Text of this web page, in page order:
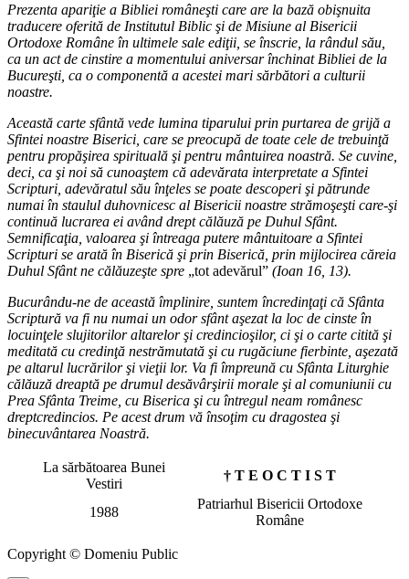
Prezenta apariţie a Bibliei româneşti care are la bază obişnuita
traducere oferită de Institutul Biblic şi de Misiune al Bisericii
Ortodoxe Române în ultimele sale ediţii, se înscrie, la rândul său,
ca un act de cinstire a momentului aniversar închinat Bibliei de la
Bucureşti, ca o componentă a acestei mari sărbători a culturii
noastre.
Această carte sfântă vede lumina tiparului prin purtarea de grijă a
Sfintei noastre Biserici, care se preocupă de toate cele de trebuinţă
pentru propăşirea spirituală şi pentru mântuirea noastră. Se cuvine,
deci, ca şi noi să cunoaştem că adevărata interpretate a Sfintei
Scripturi, adevăratul său înţeles se poate descoperi şi pătrunde
numai în staulul duhovnicesc al Bisericii noastre strămoşeşti care-şi
continuă lucrarea ei având drept călăuză pe Duhul Sfânt.
Semnificaţia, valoarea şi întreaga putere mântuitoare a Sfintei
Scripturi se arată în Biserică şi prin Biserică, prin mijlocirea căreia
Duhul Sfânt ne călăuzeşte spre „tot adevărul” (Ioan 16, 13).
Bucurându-ne de această împlinire, suntem încredinţaţi că Sfânta
Scriptură va fi nu numai un odor sfânt aşezat la loc de cinste în
locuinţele slujitorilor altarelor şi credincioşilor, ci şi o carte citită şi
meditată cu credinţă nestrămutată şi cu rugăciune fierbinte, aşezată
pe altarul lucrărilor şi vieţii lor. Va fi împreună cu Sfânta Liturghie
călăuză dreaptă pe drumul desăvârşirii morale şi al comuniunii cu
Prea Sfânta Treime, cu Biserica şi cu întregul neam românesc
dreptcredincios. Pe acest drum vă însoţim cu dragostea şi
binecuvântarea Noastră.
La sărbătoarea Bunei
Vestiri
† T E O C T I S T
1988
Patriarhul Bisericii Ortodoxe
Române
Copyright © Domeniu Public